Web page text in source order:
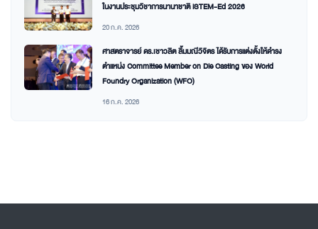
ในงานประชุมวิชาการนานาชาติ iSTEM-Ed 2026
20 ก.ค. 2026
ศาสตราจารย์ ดร.เชาวลิต ลิ้มมณีวิจิตร ได้รับการแต่งตั้งให้ดำรง
ตำแหน่ง Committee Member on Die Casting ของ World
Foundry Organization (WFO)
16 ก.ค. 2026